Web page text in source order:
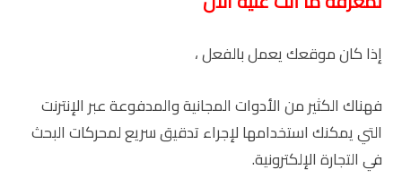
إذا كان موقعك يعمل بالفعل ،
فهناك الكثير من الأدوات المجانية والمدفوعة عبر الإنترنت
التي يمكنك استخدامها لإجراء تدقيق سريع لمحركات البحث
في التجارة الإلكترونية.